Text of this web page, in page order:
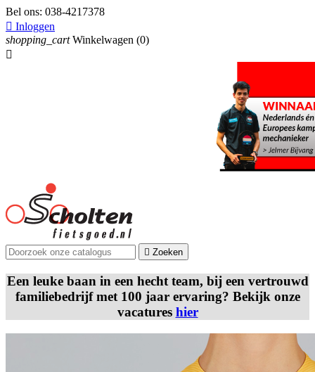
Bel ons: 038-4217378
 Inloggen
shopping_cart Winkelwagen (0)

 Zoeken
Een leuke baan in een hecht team, bij een vertrouwd
familiebedrijf met 100 jaar ervaring? Bekijk onze
vacatures hier